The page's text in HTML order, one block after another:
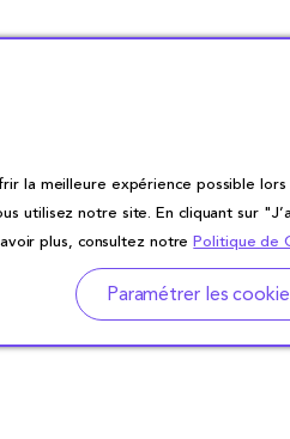
la meilleure expérience possible
notre site. En cliquant sur
plus, consultez notrePolitique de
Paramétrer les